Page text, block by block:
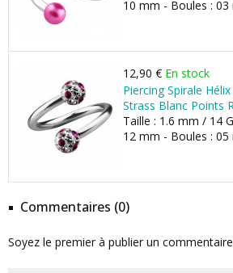
10 mm - Boules : 03
12,90 € En stock
Piercing Spirale
Strass Blanc Points
Taille : 1.6 mm / 14
12 mm - Boules : 05
Commentaires (0)
Soyez le premier à publier un